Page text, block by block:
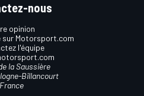
nous
opinion
Motorsport.com
l'équipe
la Saussière
Billancourt
France